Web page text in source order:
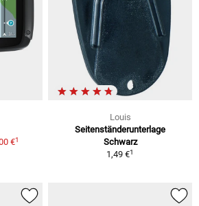
€1
Louis
Seitenständerunterlage
Schwarz
1,49 €1